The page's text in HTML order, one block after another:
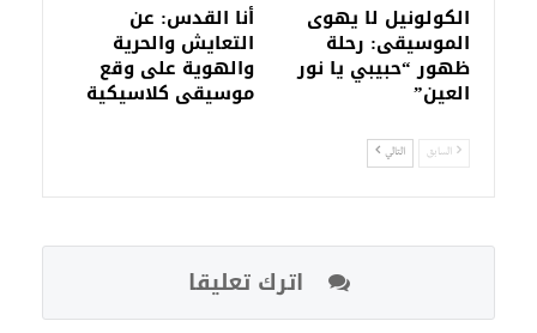
الكولونيل لا يهوى
الموسيقى: رحلة
ظهور “حبيبي يا نور
العين”
أنا القدس: عن
التعايش والحرية
والهوية على وقع
موسيقى كلاسيكية
السابق التالي
اترك تعليقا